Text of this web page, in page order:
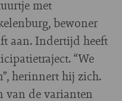
met
bewoner
aan. Indertijd heeft
“We
herinnert hij zich.
van de varianten